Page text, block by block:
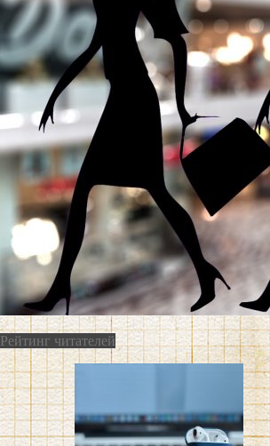
Рейтинг читателей